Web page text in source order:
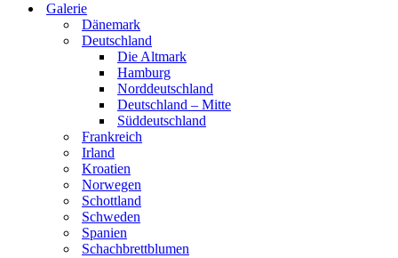
Galerie
Dänemark
Deutschland
Die Altmark
Hamburg
Norddeutschland
Deutschland – Mitte
Süddeutschland
Frankreich
Irland
Kroatien
Norwegen
Schottland
Schweden
Spanien
Schachbrettblumen